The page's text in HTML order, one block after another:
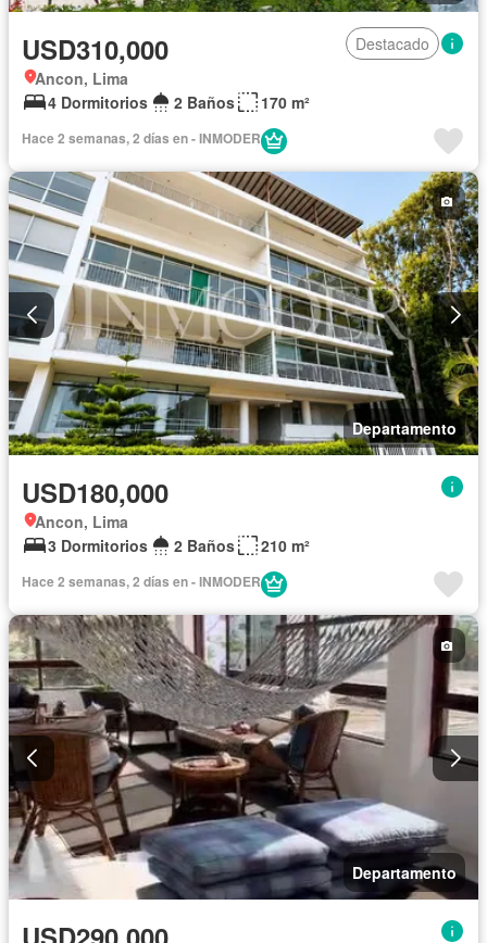
USD310,000
Destacado
Ancon, Lima
4 Dormitorios
2 Baños 170 m²
Hace 2 semanas, 2 días en - INMODER
Departamento
USD180,000
Ancon, Lima
3 Dormitorios
2 Baños 210 m²
Hace 2 semanas, 2 días en - INMODER
Departamento